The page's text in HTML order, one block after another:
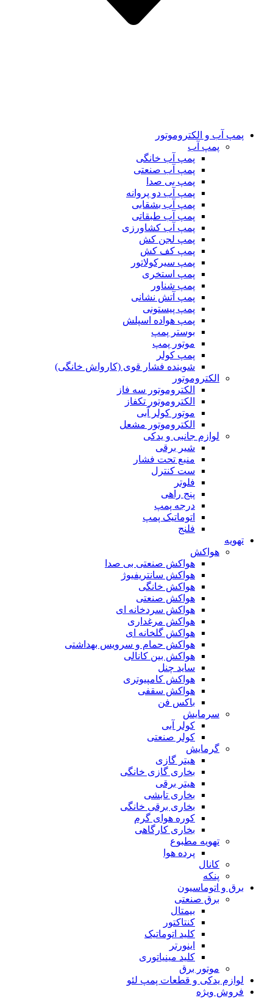
پمپ آب و الکتروموتور
پمپ آب
پمپ آب خانگی
پمپ آب صنعتی
پمپ بی صدا
پمپ آب دو پروانه
پمپ آب بشقابی
پمپ آب طبقاتی
پمپ آب کشاورزی
پمپ لجن کش
پمپ کف کش
پمپ سیرکولاتور
پمپ استخری
پمپ شناور
پمپ آتش نشانی
پمپ پیستونی
پمپ هواده اسپلش
بوستر پمپ
موتور پمپ
پمپ کولر
شوینده فشار قوی (کارواش خانگی)
الکتروموتور
الکتروموتور سه فاز
الکتروموتور تکفاز
موتور کولر آبی
الکتروموتور مشعل
لوازم جانبی و یدکی
شیر برقی
منبع تحت فشار
ست کنترل
فلوتر
پنج راهی
درجه پمپ
اتوماتیک پمپ
فلنج
تهویه
هواکش
هواکش صنعتی بی صدا
هواکش سانتریفیوژ
هواکش خانگی
هواکش صنعتی
هواکش سردخانه ای
هواکش مرغداری
هواکش گلخانه ای
هواکش حمام و سرویس بهداشتی
هواکش بین کانالی
ساید چنل
هواکش کامپیوتری
هواکش سقفی
باکس فن
سرمایش
کولر آبی
کولر صنعتی
گرمایش
هیتر گازی
بخاری گازی خانگی
هیتر برقی
بخاری تابشی
بخاری برقی خانگی
کوره هوای گرم
بخاری کارگاهی
تهویه مطبوع
پرده هوا
کانال
پنکه
برق و اتوماسیون
برق صنعتی
بیمتال
کنتاکتور
کلید اتوماتیک
اینورتر
کلید مینیاتوری
موتور برق
لوازم یدکی و قطعات پمپ لئو
فروش ویژه